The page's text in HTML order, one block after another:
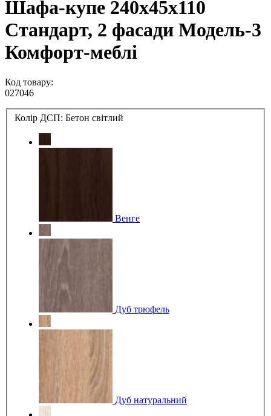
Шафа-купе 240х45х110
Стандарт, 2 фасади Модель-3
Комфорт-меблі
Код товару:
027046
Колір ДСП: Бетон світлий
Венге
Дуб трюфель
Дуб натуральний